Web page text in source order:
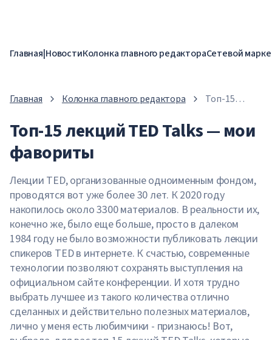
Главная|НовостиКолонка главного редактораСетевой
Главная Колонка главного редактора
Топ-15
Talks — мои
фавориты
Топ-15 лекций TED Talks — мои
фавориты
Лекции TED, организованные одноименным фондом,
проводятся вот уже более 30 лет. К 2020 году
накопилось около 3300 материалов. В реальности их,
конечно же, было еще больше, просто в далеком
1984 году не было возможности публиковать лекции
спикеров TED в интернете. К счастью, современные
технологии позволяют сохранять выступления на
официальном сайте конференции. И хотя трудно
выбрать лучшее из такого количества отлично
сделанных и действительно полезных материалов,
лично у меня есть любимчики - признаюсь! Вот,